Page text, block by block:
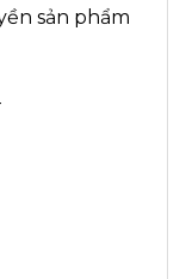
sản phẩm